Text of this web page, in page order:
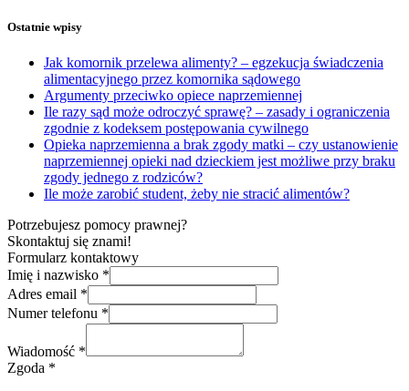
Ostatnie wpisy
Jak komornik przelewa alimenty? – egzekucja świadczenia
alimentacyjnego przez komornika sądowego
Argumenty przeciwko opiece naprzemiennej
Ile razy sąd może odroczyć sprawę? – zasady i ograniczenia
zgodnie z kodeksem postępowania cywilnego
Opieka naprzemienna a brak zgody matki – czy ustanowienie
naprzemiennej opieki nad dzieckiem jest możliwe przy braku
zgody jednego z rodziców?
Ile może zarobić student, żeby nie stracić alimentów?
Potrzebujesz pomocy prawnej?
Skontaktuj się znami!
Formularz kontaktowy
Imię i nazwisko *
Adres email *
Numer telefonu *
Wiadomość *
Zgoda *